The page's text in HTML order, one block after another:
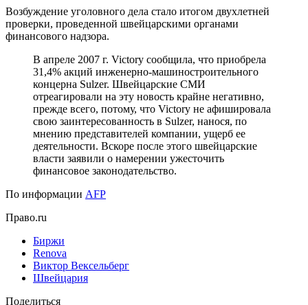
Возбуждение уголовного дела стало итогом двухлетней
проверки, проведенной швейцарскими органами
финансового надзора.
В апреле 2007 г. Victory сообщила, что приобрела
31,4% акций инженерно-машиностроительного
концерна Sulzer. Швейцарские СМИ
отреагировали на эту новость крайне негативно,
прежде всего, потому, что Victory не афишировала
свою заинтересованность в Sulzer, нанося, по
мнению представителей компании, ущерб ее
деятельности. Вскоре после этого швейцарские
власти заявили о намерении ужесточить
финансовое законодательство.
По информации AFP
Право.ru
Биржи
Renova
Виктор Вексельберг
Швейцария
Поделиться